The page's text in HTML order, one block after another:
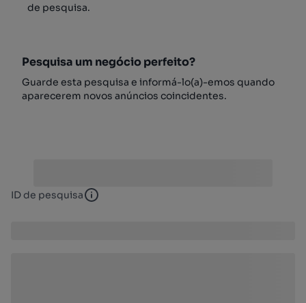
de pesquisa.
Pesquisa um negócio perfeito?
Guarde esta pesquisa e informá-lo(a)-emos quando
aparecerem novos anúncios coincidentes.
ID de pesquisa ID de pesquisa